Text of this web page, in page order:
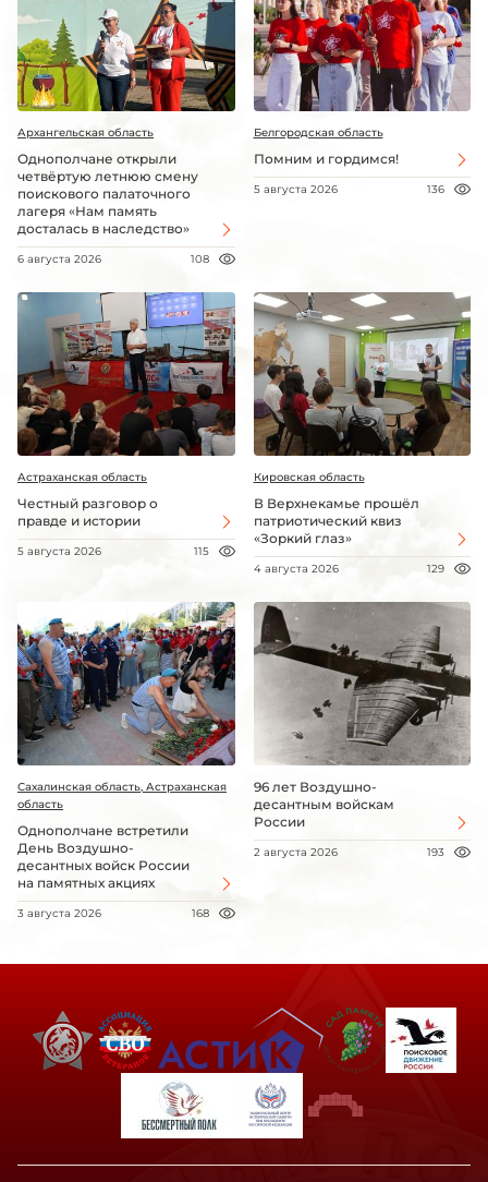
Архангельская область
Однополчане открыли
четвёртую летнюю смену
поискового палаточного
лагеря «Нам память
досталась в наследство»
6 августа 2026 108
Белгородская область
Помним и гордимся!
5 августа 2026 136
Астраханская область
Честный разговор о
правде и истории
5 августа 2026 115
Кировская область
В Верхнекамье прошёл
патриотический квиз
«Зоркий глаз»
4 августа 2026 129
Сахалинская область, Астраханская
область
Однополчане встретили
День Воздушно-
десантных войск России
на памятных акциях
3 августа 2026 168
96 лет Воздушно-
десантным войскам
России
2 августа 2026 193